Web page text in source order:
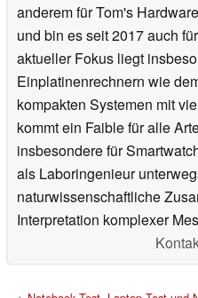
anderem für Tom's
und bin es seit 2017 auch
aktueller Fokus liegt
Einplatinenrechnern wie
kompakten Systemen mit
kommt ein Faible für alle
insbesondere für
als Laboringenieur
naturwissenschaftliche
Interpretation komplexer